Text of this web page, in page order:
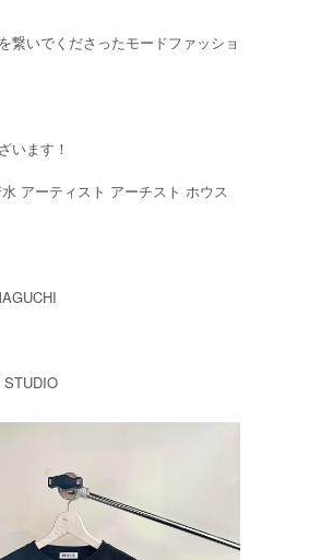
繋いでくださったモードファッショ
います！
アーティスト アーチスト ホウス
STUDIO